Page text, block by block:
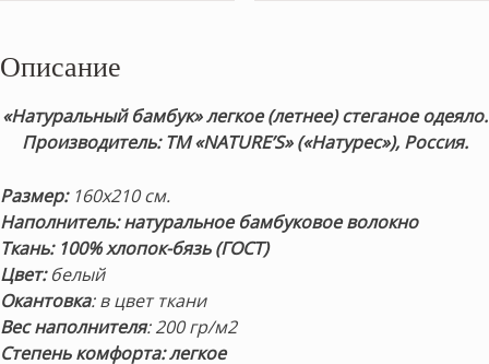
Описание
«Натуральный бамбук» легкое (летнее) стеганое одеяло.
Производитель: ТМ «NATURE’S» («Натурес»), Россия.
Размер:160х210 см.
Наполнитель: натуральное бамбуковое волокно
Ткань: 100% хлопок-бязь (ГОСТ)
Цвет:белый
Окантовка: в цвет ткани
Вес наполнителя: 200 гр/м2
Степень комфорта: легкое